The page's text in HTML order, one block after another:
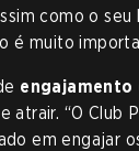
como o seu
é muito
engajamento
atrair. “O Club
em engajar